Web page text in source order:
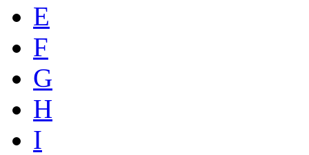
E
F
G
H
I